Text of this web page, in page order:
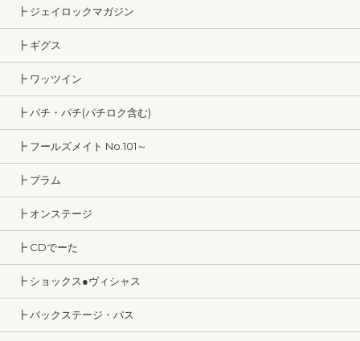
┣ ジェイロックマガジン
┣ ギグス
┣ ワッツイン
┣ パチ・パチ(パチロク含む)
┣ フールズメイト No.101～
┣ プラム
┣ オンステージ
┣ CDでーた
┣ ショックス●ヴィシャス
┣ バックステージ・パス